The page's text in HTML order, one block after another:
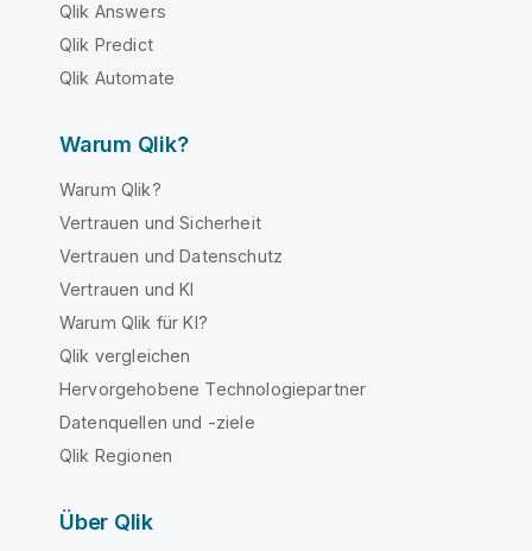
Qlik Answers
Qlik Predict
Qlik Automate
Warum Qlik?
Warum Qlik?
Vertrauen und Sicherheit
Vertrauen und Datenschutz
Vertrauen und KI
Warum Qlik für KI?
Qlik vergleichen
Hervorgehobene Technologiepartner
Datenquellen und -ziele
Qlik Regionen
Über Qlik